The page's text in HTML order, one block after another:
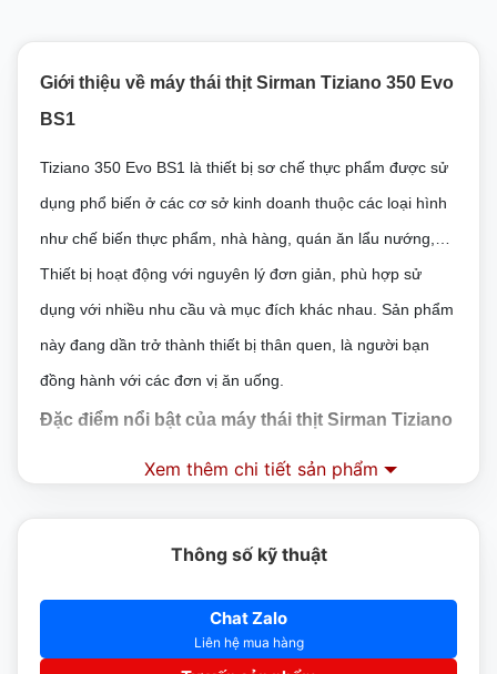
Giới thiệu về máy thái thịt Sirman Tiziano 350 Evo
BS1
Tiziano 350 Evo BS1 là thiết bị sơ chế thực phẩm được sử
dụng phổ biến ở các cơ sở kinh doanh thuộc các loại hình
như chế biến thực phẩm, nhà hàng, quán ăn lẩu nướng,…
Thiết bị hoạt động với nguyên lý đơn giản, phù hợp sử
dụng với nhiều nhu cầu và mục đích khác nhau. Sản phẩm
này đang dần trở thành thiết bị thân quen, là người bạn
đồng hành với các đơn vị ăn uống.
Đặc điểm nổi bật của máy thái thịt Sirman Tiziano
350 Evo BS1
đảm bảo an toàn vệ sinh thực phẩm, không bị han gỉ hay
ảnh hưởng của các tác nhân bên ngoài của thời tiết.
Xem thêm chi tiết sản phẩm
Thông số kỹ thuật
Chat Zalo
Liên hệ mua hàng